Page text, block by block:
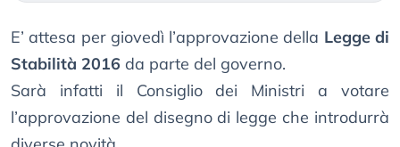
E’ attesa per giovedì l’approvazione della Legge di
Stabilità 2016 da parte del governo.
Sarà infatti il Consiglio dei Ministri a votare
l’approvazione del disegno di legge che introdurrà